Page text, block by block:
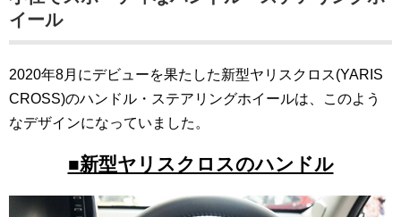
イール
2020年8月にデビューを果たした新型ヤリスクロス(YARIS
CROSS)のハンドル・ステアリングホイールは、このよう
なデザインになっていました。
■新型ヤリスクロスのハンドル